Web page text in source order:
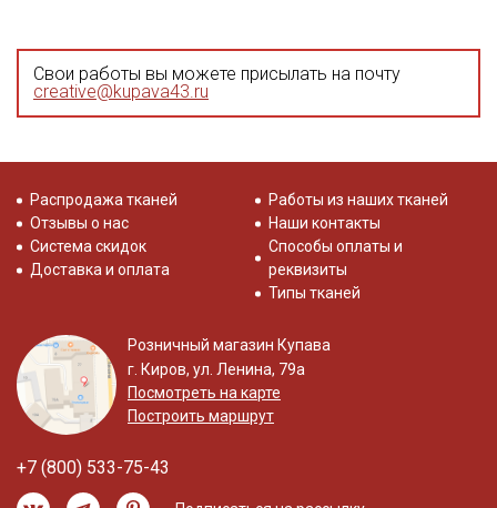
Свои работы вы можете присылать на почту
creative@kupava43.ru
Распродажа тканей
Отзывы о нас
Система скидок
Доставка и оплата
Работы из наших тканей
Наши контакты
Способы оплаты и
реквизиты
Типы тканей
Розничный магазин Купава
г. Киров, ул. Ленина, 79а
Посмотреть на карте
Построить маршрут
+7 (800) 533-75-43